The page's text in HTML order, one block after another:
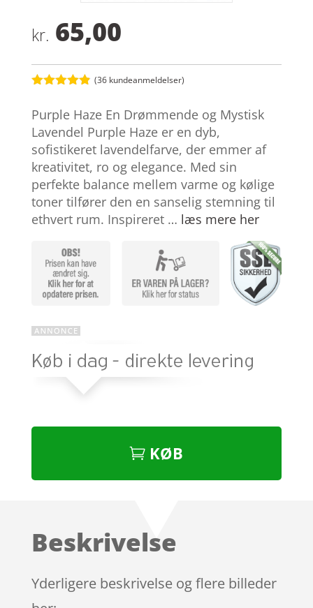
kr. 65,00
ud af 5
baseret på
kundebedøm
melser
(36 kundeanmeldelser)
Purple Haze En Drømmende og Mystisk
Lavendel Purple Haze er en dyb,
sofistikeret lavendelfarve, der emmer af
kreativitet, ro og elegance. Med sin
perfekte balance mellem varme og kølige
toner tilfører den en sanselig stemning til
ethvert rum. Inspireret … læs mere her
KØB
Beskrivelse
Yderligere beskrivelse og flere billeder